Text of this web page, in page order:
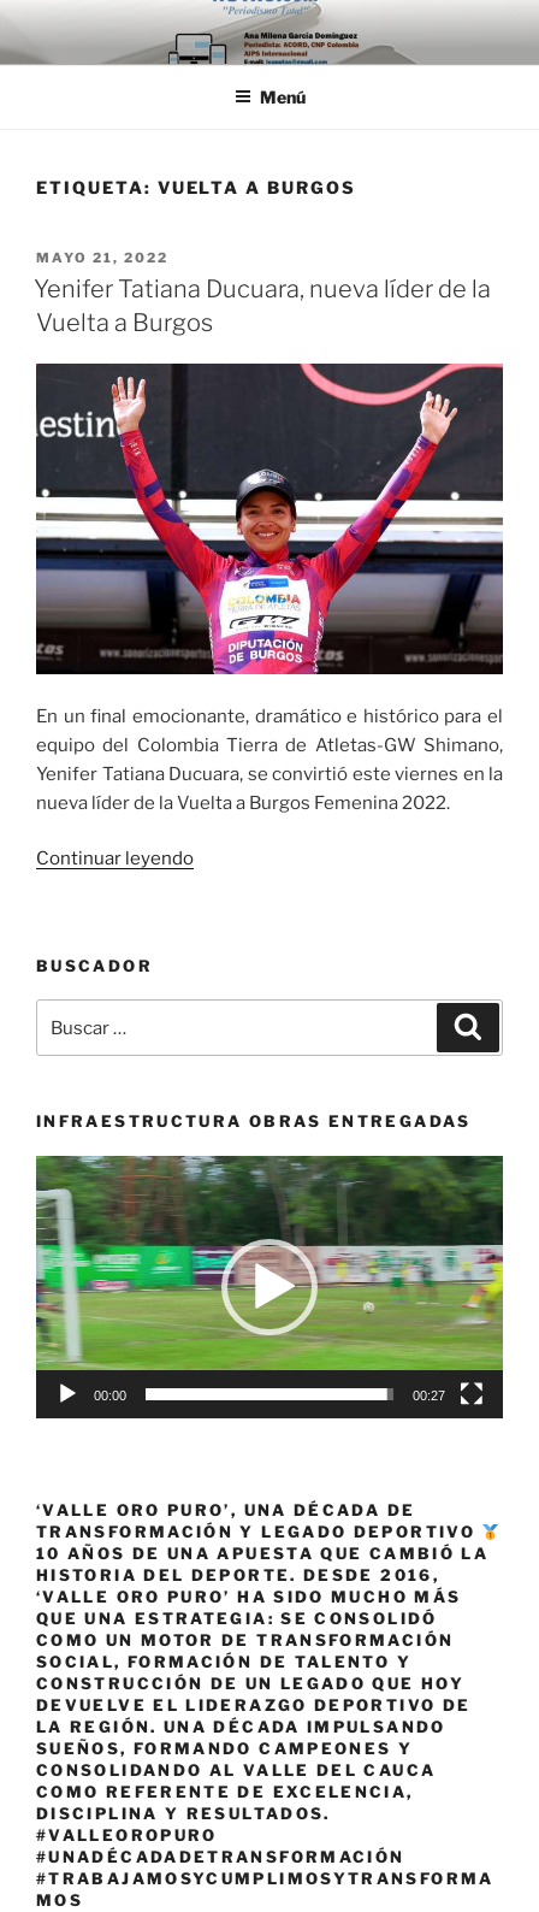
Saltar
al
contenido
Menú
ETIQUETA: VUELTA A BURGOS
PUBLICADO
EL
MAYO 21, 2022
Yenifer Tatiana Ducuara, nueva líder de la
Vuelta a Burgos
En un final emocionante, dramático e histórico para el
equipo del Colombia Tierra de Atletas-GW Shimano,
Yenifer Tatiana Ducuara, se convirtió este viernes en la
nueva líder de la Vuelta a Burgos Femenina 2022.
Continuar leyendo«Yenifer
de
Vuelta
Burgos»
BUSCADOR
por:
INFRAESTRUCTURA OBRAS ENTREGADAS
Reproductor
de
vídeo
00:00 00:27
‘VALLE ORO PURO’, UNA DÉCADA DE
TRANSFORMACIÓN Y LEGADO DEPORTIVO
10 AÑOS DE UNA APUESTA QUE CAMBIÓ LA
HISTORIA DEL DEPORTE. DESDE 2016,
‘VALLE ORO PURO’ HA SIDO MUCHO MÁS
QUE UNA ESTRATEGIA: SE CONSOLIDÓ
COMO UN MOTOR DE TRANSFORMACIÓN
SOCIAL, FORMACIÓN DE TALENTO Y
CONSTRUCCIÓN DE UN LEGADO QUE HOY
DEVUELVE EL LIDERAZGO DEPORTIVO DE
LA REGIÓN. UNA DÉCADA IMPULSANDO
SUEÑOS, FORMANDO CAMPEONES Y
CONSOLIDANDO AL VALLE DEL CAUCA
COMO REFERENTE DE EXCELENCIA,
DISCIPLINA Y RESULTADOS.
#VALLEOROPURO
#UNADÉCADADETRANSFORMACIÓN
#TRABAJAMOSYCUMPLIMOSYTRANSFORMA
MOS